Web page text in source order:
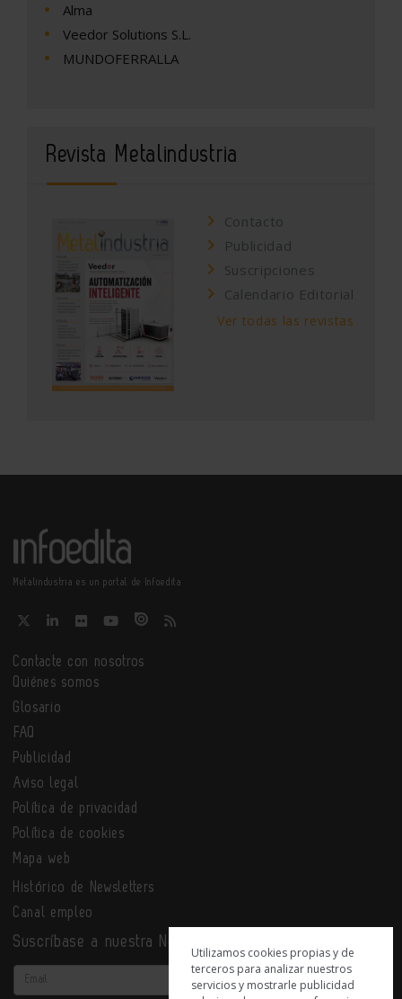
Alma
Veedor Solutions S.L.
MUNDOFERRALLA
Revista Metalindustria
Contacto
Publicidad
Suscripciones
Calendario Editorial
Ver todas las revistas
Metalindustria es un portal de Infoedita
Contacte con nosotros
Quiénes somos
Glosario
FAQ
Publicidad
Aviso legal
Política de privacidad
Política de cookies
Mapa web
Histórico de Newsletters
Canal empleo
Suscríbase a nuestra Newsletter
Email
Utilizamos cookies propias y de
terceros para analizar nuestros
servicios y mostrarle publicidad